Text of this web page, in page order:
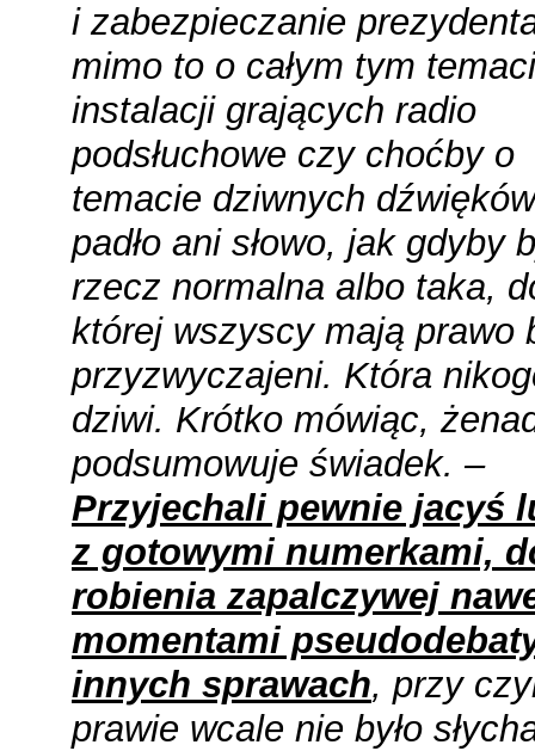
i zabezpieczanie
mimo to o całym tym
instalacji grających radio
podsłuchowe czy choćby o
temacie dziwnych
padło ani słowo, jak gdyby
rzecz normalna albo taka,
której wszyscy mają prawo
przyzwyczajeni. Która
dziwi. Krótko mówiąc,
podsumowuje świadek. –
Przyjechali pewnie jacyś
z gotowymi numerkami,
robienia zapalczywej
momentami
innych sprawach, przy
prawie wcale nie było